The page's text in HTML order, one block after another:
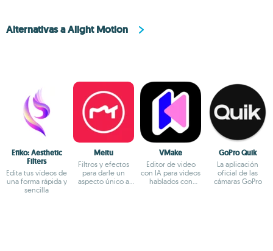
Alternativas a Alight Motion
Efiko: Aesthetic
Filters
Edita tus vídeos de
una forma rápida y
sencilla
Meitu
Filtros y efectos
para darle un
aspecto único a
VMake
Editor de video
con IA para videos
hablados con
GoPro Quik
La aplicación
oficial de las
cámaras GoPro